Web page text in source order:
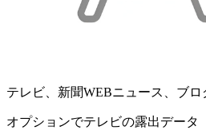
テレビ、新聞WEBニュース、ブ
オプションでテレビの露出データ